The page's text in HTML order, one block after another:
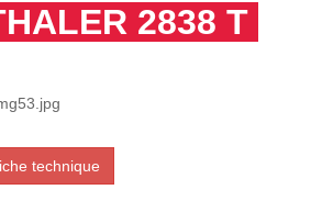
2838 T
technique